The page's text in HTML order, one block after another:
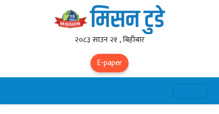
२०८३ साउन २१ , बिहीबार
E-paper